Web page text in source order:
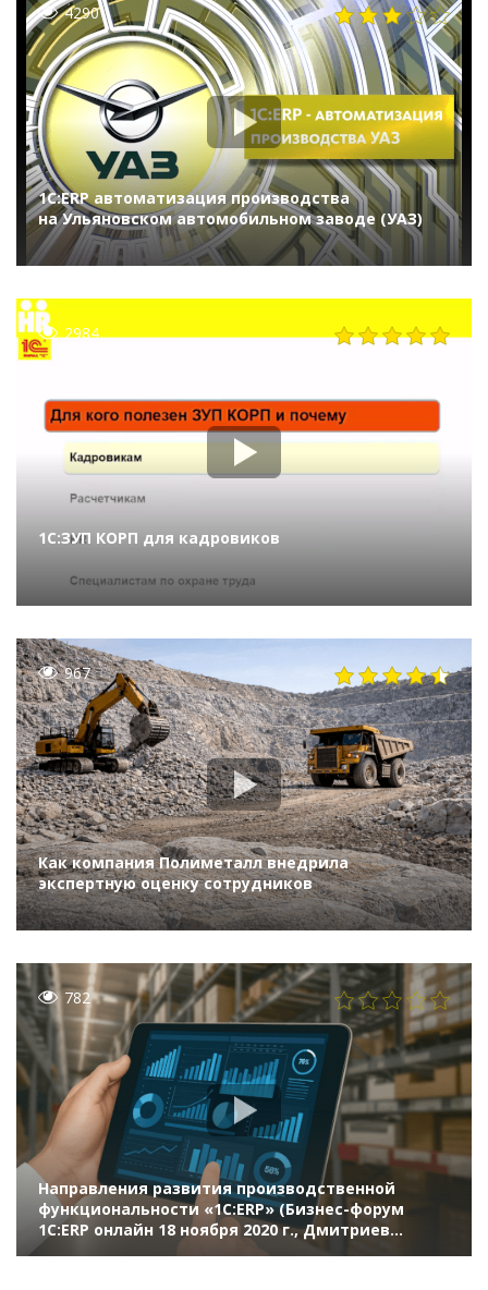
4290
1С:ERP автоматизация производства
на Ульяновском автомобильном заводе (УАЗ)
2984
1С:ЗУП КОРП для кадровиков
967
Как компания Полиметалл внедрила
экспертную оценку сотрудников
782
Направления развития производственной
функциональности «1С:ERP» (Бизнес-форум
1С:ERP онлайн 18 ноября 2020 г., Дмитриев
Дмитрий, «1С»)